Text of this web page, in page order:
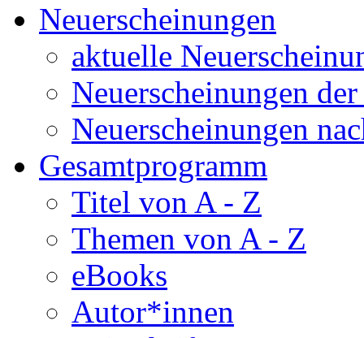
Neuerscheinungen
aktuelle
Neuerscheinungen
Neuerscheinungen
Gesamtprogramm
Titel von A - Z
Themen von A - Z
eBooks
Autor*innen